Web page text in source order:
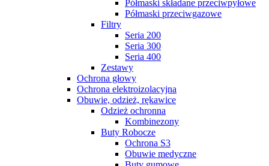
Półmaski składane przeciwpyłowe
Półmaski przeciwgazowe
Filtry
Seria 200
Seria 300
Seria 400
Zestawy
Ochrona głowy
Ochrona elektroizolacyjna
Obuwie, odzież, rękawice
Odzież ochronna
Kombinezony
Buty Robocze
Ochrona S3
Obuwie medyczne